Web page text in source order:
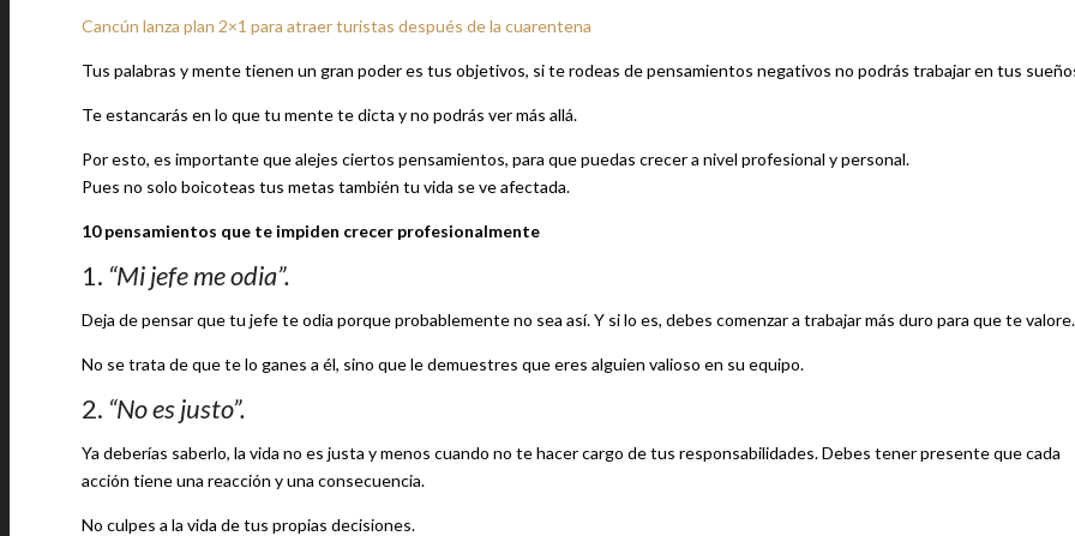
Cancún lanza plan 2×1 para atraer turistas después de la cuarentena
Tus palabras y mente tienen un gran poder es tus objetivos, si te rodeas de pensamientos negativos no podrás trabajar en tus
Te estancarás en lo que tu mente te dicta y no podrás ver más allá.
Por esto, es importante que alejes ciertos pensamientos, para que puedas crecer a nivel profesional y personal.
Pues no solo boicoteas tus metas también tu vida se ve afectada.
10 pensamientos que te impiden crecer profesionalmente
1. “Mi jefe me odia”.
Deja de pensar que tu jefe te odia porque probablemente no sea así. Y si lo es, debes comenzar a trabajar más duro para que te valore.
No se trata de que te lo ganes a él, sino que le demuestres que eres alguien valioso en su equipo.
2. “No es justo”.
Ya deberías saberlo, la vida no es justa y menos cuando no te hacer cargo de tus responsabilidades. Debes tener presente que cada
acción tiene una reacción y una consecuencia.
No culpes a la vida de tus propias decisiones.